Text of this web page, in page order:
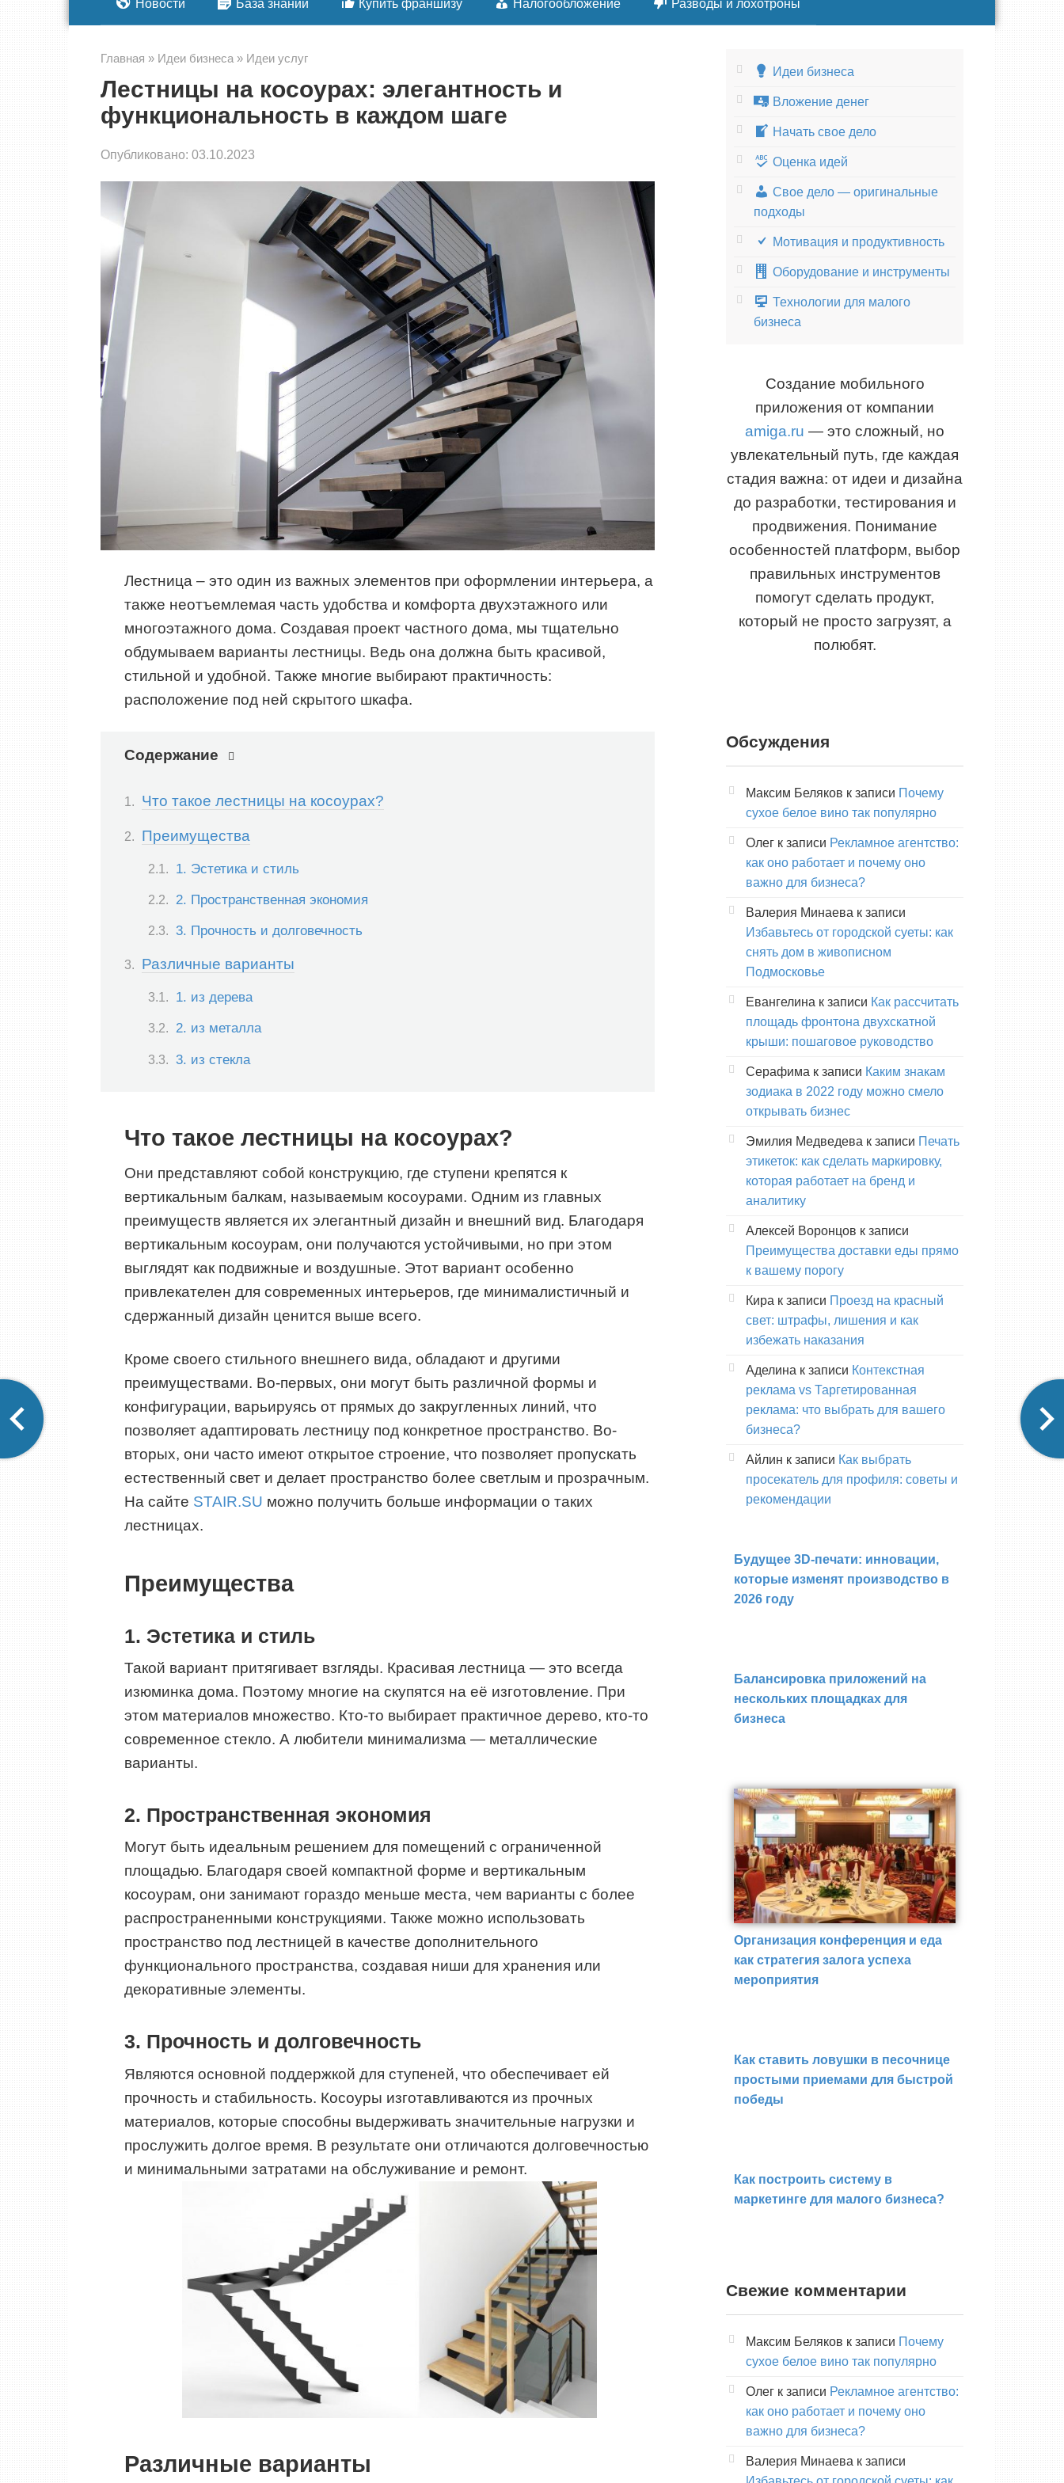
Новости База знаний Купить франшизу Налогообложение Разводы и лохотроны
Главная » Идеи бизнеса » Идеи услуг
Лестницы на косоурах: элегантность и
функциональность в каждом шаге
Опубликовано: 03.10.2023
Лестница – это один из важных элементов при оформлении интерьера, а
также неотъемлемая часть удобства и комфорта двухэтажного или
многоэтажного дома. Создавая проект частного дома, мы тщательно
обдумываем варианты лестницы. Ведь она должна быть красивой,
стильной и удобной. Также многие выбирают практичность:
расположение под ней скрытого шкафа.
Содержание
Что такое лестницы на косоурах?
Преимущества
1. Эстетика и стиль
2. Пространственная экономия
3. Прочность и долговечность
Различные варианты
1. из дерева
2. из металла
3. из стекла
Что такое лестницы на косоурах?
Они представляют собой конструкцию, где ступени крепятся к
вертикальным балкам, называемым косоурами. Одним из главных
преимуществ является их элегантный дизайн и внешний вид. Благодаря
вертикальным косоурам, они получаются устойчивыми, но при этом
выглядят как подвижные и воздушные. Этот вариант особенно
привлекателен для современных интерьеров, где минималистичный и
сдержанный дизайн ценится выше всего.
Кроме своего стильного внешнего вида, обладают и другими
преимуществами. Во-первых, они могут быть различной формы и
конфигурации, варьируясь от прямых до закругленных линий, что
позволяет адаптировать лестницу под конкретное пространство. Во-
вторых, они часто имеют открытое строение, что позволяет пропускать
естественный свет и делает пространство более светлым и прозрачным.
На сайте STAIR.SU можно получить больше информации о таких
лестницах.
Преимущества
1. Эстетика и стиль
Такой вариант притягивает взгляды. Красивая лестница — это всегда
изюминка дома. Поэтому многие на скупятся на её изготовление. При
этом материалов множество. Кто-то выбирает практичное дерево, кто-то
современное стекло. А любители минимализма — металлические
варианты.
2. Пространственная экономия
Могут быть идеальным решением для помещений с ограниченной
площадью. Благодаря своей компактной форме и вертикальным
косоурам, они занимают гораздо меньше места, чем варианты с более
распространенными конструкциями. Также можно использовать
пространство под лестницей в качестве дополнительного
функционального пространства, создавая ниши для хранения или
декоративные элементы.
3. Прочность и долговечность
Являются основной поддержкой для ступеней, что обеспечивает ей
прочность и стабильность. Косоуры изготавливаются из прочных
материалов, которые способны выдерживать значительные нагрузки и
прослужить долгое время. В результате они отличаются долговечностью
и минимальными затратами на обслуживание и ремонт.
Различные варианты
Идеи бизнеса
Вложение денег
Начать свое дело
Оценка идей
Свое дело — оригинальные
подходы
Мотивация и продуктивность
Оборудование и инструменты
Технологии для малого
бизнеса
Создание мобильного
приложения от компании
amiga.ru — это сложный, но
увлекательный путь, где каждая
стадия важна: от идеи и дизайна
до разработки, тестирования и
продвижения. Понимание
особенностей платформ, выбор
правильных инструментов
помогут сделать продукт,
который не просто загрузят, а
полюбят.
Обсуждения
Максим Беляков к записи Почему
сухое белое вино так популярно
Олег к записи Рекламное агентство:
как оно работает и почему оно
важно для бизнеса?
Валерия Минаева к записи
Избавьтесь от городской суеты: как
снять дом в живописном
Подмосковье
Евангелина к записи Как рассчитать
площадь фронтона двухскатной
крыши: пошаговое руководство
Серафима к записи Каким знакам
зодиака в 2022 году можно смело
открывать бизнес
Эмилия Медведева к записи Печать
этикеток: как сделать маркировку,
которая работает на бренд и
аналитику
Алексей Воронцов к записи
Преимущества доставки еды прямо
к вашему порогу
Кира к записи Проезд на красный
свет: штрафы, лишения и как
избежать наказания
Аделина к записи Контекстная
реклама vs Таргетированная
реклама: что выбрать для вашего
бизнеса?
Айлин к записи Как выбрать
просекатель для профиля: советы и
рекомендации
Будущее 3D-печати: инновации,
которые изменят производство в
2026 году
Балансировка приложений на
нескольких площадках для
бизнеса
Организация конференция и еда
как стратегия залога успеха
мероприятия
Как ставить ловушки в песочнице
простыми приемами для быстрой
победы
Как построить систему в
маркетинге для малого бизнеса?
Свежие комментарии
Максим Беляков к записи Почему
сухое белое вино так популярно
Олег к записи Рекламное агентство:
как оно работает и почему оно
важно для бизнеса?
Валерия Минаева к записи